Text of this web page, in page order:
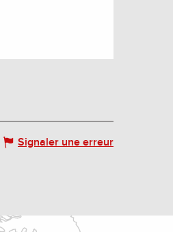
Signaler une erreur